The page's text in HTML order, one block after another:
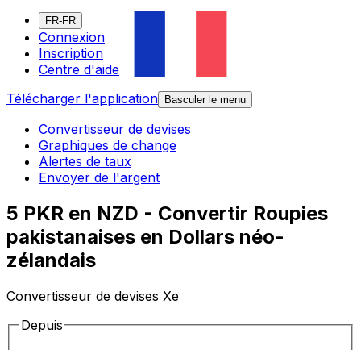
FR-FR
Connexion
Inscription
Centre d'aide
Télécharger l'application
Basculer le menu
Convertisseur de devises
Graphiques de change
Alertes de taux
Envoyer de l'argent
5 PKR en NZD - Convertir Roupies
pakistanaises en Dollars néo-
zélandais
Convertisseur de devises Xe
Depuis